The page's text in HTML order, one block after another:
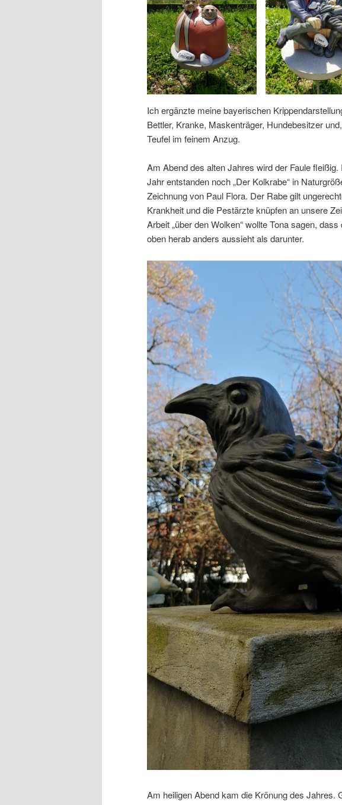
Ich ergänzte meine bayerischen
Bettler, Kranke, Maskenträger, Hundebesitzer
Teufel im feinem Anzug.
Am Abend des alten Jahres wird der Faule
Jahr entstanden noch „Der Kolkrabe“ in
Zeichnung von Paul Flora. Der Rabe gilt
Krankheit und die Pestärzte knüpfen an unsere
Arbeit „über den Wolken“ wollte Tona sagen,
oben herab anders aussieht als darunter.
Am heiligen Abend kam die Krönung des Jahres.